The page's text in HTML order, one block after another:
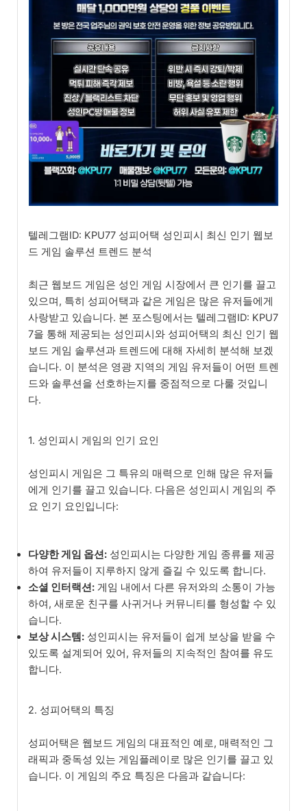
텔레그램ID: KPU77 성피어택 성인피시 최신 인기 웹보
드 게임 솔루션 트렌드 분석
최근 웹보드 게임은 성인 게임 시장에서 큰 인기를 끌고
있으며, 특히 성피어택과 같은 게임은 많은 유저들에게
사랑받고 있습니다. 본 포스팅에서는 텔레그램ID: KPU7
7을 통해 제공되는 성인피시와 성피어택의 최신 인기 웹
보드 게임 솔루션과 트렌드에 대해 자세히 분석해 보겠
습니다. 이 분석은 영광 지역의 게임 유저들이 어떤 트렌
드와 솔루션을 선호하는지를 중점적으로 다룰 것입니
다.
1. 성인피시 게임의 인기 요인
성인피시 게임은 그 특유의 매력으로 인해 많은 유저들
에게 인기를 끌고 있습니다. 다음은 성인피시 게임의 주
요 인기 요인입니다:
다양한 게임 옵션: 성인피시는 다양한 게임 종류를 제공
하여 유저들이 지루하지 않게 즐길 수 있도록 합니다.
소셜 인터랙션: 게임 내에서 다른 유저와의 소통이 가능
하여, 새로운 친구를 사귀거나 커뮤니티를 형성할 수 있
습니다.
보상 시스템: 성인피시는 유저들이 쉽게 보상을 받을 수
있도록 설계되어 있어, 유저들의 지속적인 참여를 유도
합니다.
2. 성피어택의 특징
성피어택은 웹보드 게임의 대표적인 예로, 매력적인 그
래픽과 중독성 있는 게임플레이로 많은 인기를 끌고 있
습니다. 이 게임의 주요 특징은 다음과 같습니다: